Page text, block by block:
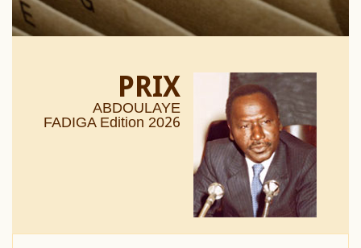
PRIX
ABDOULAYE
FADIGA Edition 2026